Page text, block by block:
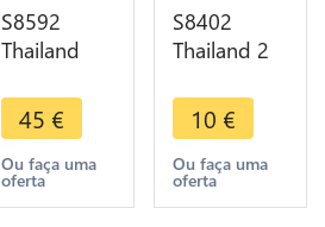
S8592
Thailand
Rama VIII
1937 BU
Unc->
Make Offer
45 €
Ou faça uma
oferta
S8402
Thailand 2
IX 1979
FDC UNC -
> Make
Offer
10 €
Ou faça uma
oferta